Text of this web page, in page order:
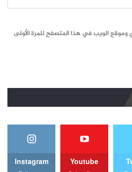
وموقع الويب في هذا المتصفح للمرة الأولى
Youtube
Instagram